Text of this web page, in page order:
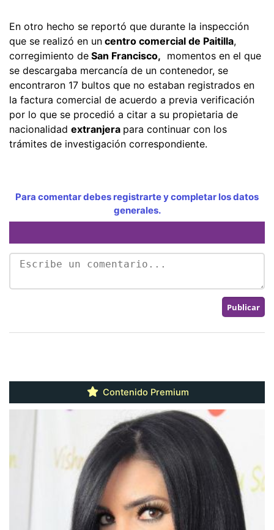
En otro hecho se reportó que durante la inspección
que se realizó en un centro comercial de Paitilla,
corregimiento de San Francisco, momentos en el que
se descargaba mercancía de un contenedor, se
encontraron 17 bultos que no estaban registrados en
la factura comercial de acuerdo a previa verificación
por lo que se procedió a citar a su propietaria de
nacionalidad extranjera para continuar con los
trámites de investigación correspondiente.
Para comentar debes registrarte y completar los datos
generales.
Contenido Premium